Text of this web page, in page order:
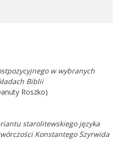
w wybranych
Biblii
Roszko)
starolitewskiego języka
Konstantego Szyrwida